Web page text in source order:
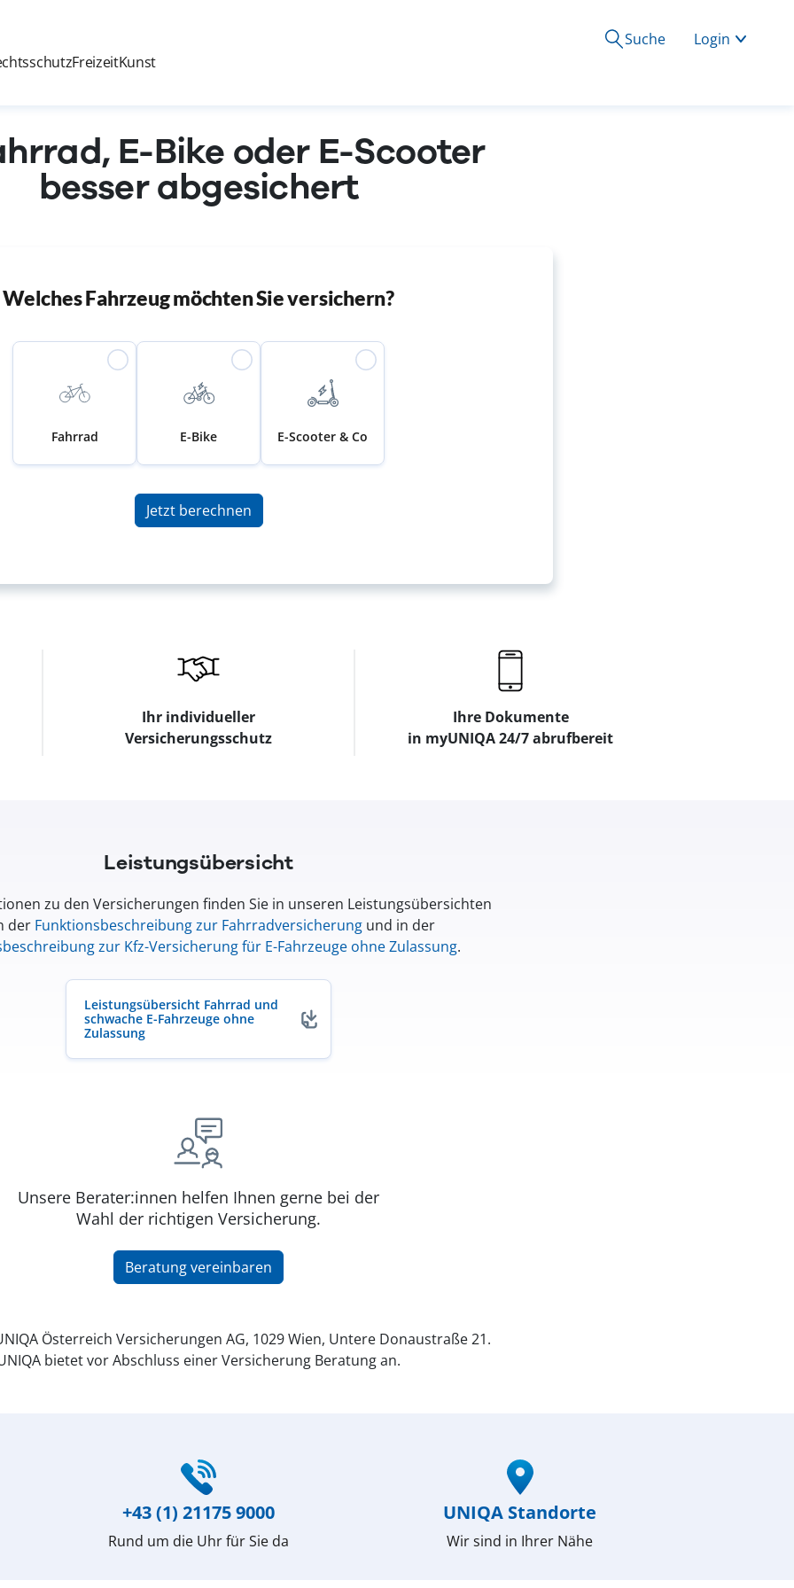
Suche
Login
FreizeitKunst
E-Bike oder E-Scooter
besser abgesichert
Welches Fahrzeug möchten Sie versichern?
Fahrrad E-Bike E-Scooter & Co
Jetzt berechnen
Ihr individueller
Versicherungsschutz
Ihre Dokumente
in myUNIQA 24/7 abrufbereit
Leistungsübersicht
zu den Versicherungen finden Sie in unseren Leistungsübersichten
der Funktionsbeschreibung zur Fahrradversicherung und in der
zur Kfz-Versicherung für E-Fahrzeuge ohne Zulassung.
Leistungsübersicht Fahrrad und
schwache E-Fahrzeuge ohne
Zulassung
Unsere Berater:innen helfen Ihnen gerne bei der
Wahl der richtigen Versicherung.
Beratung vereinbaren
Österreich Versicherungen AG, 1029 Wien, Untere Donaustraße 21.
bietet vor Abschluss einer Versicherung Beratung an.
+43 (1) 21175 9000
Rund um die Uhr für Sie da
UNIQA Standorte
Wir sind in Ihrer Nähe